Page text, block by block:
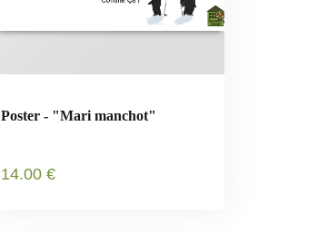
Poster - "Mari manchot"
14.00 €